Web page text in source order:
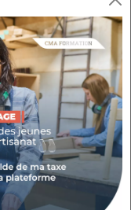
tâches les unes
d'accomplir
afin de vous
long terme.
de la